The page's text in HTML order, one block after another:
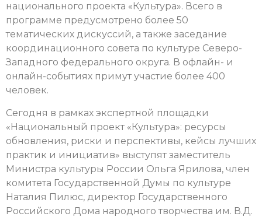
национального проекта «Культура». Всего в
программе предусмотрено более 50
тематических дискуссий, а также заседание
координационного совета по культуре Северо-
Западного федерального округа. В офлайн- и
онлайн-событиях примут участие более 400
человек.
Сегодня в рамках экспертной площадки
«Национальный проект «Культура»: ресурсы
обновления, риски и перспективы, кейсы лучших
практик и инициатив» выступят заместитель
Министра культуры России Ольга Ярилова, член
комитета Государственной Думы по культуре
Наталия Пилюс, директор Государственного
Российского Дома народного творчества им. В.Д.